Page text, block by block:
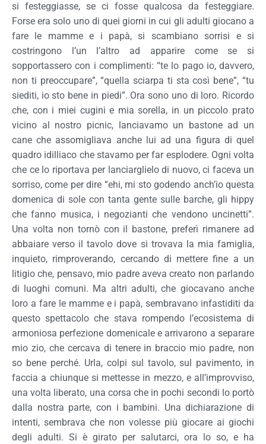
si festeggiasse, se ci fosse qualcosa da festeggiare.
Forse era solo uno di quei giorni in cui gli adulti giocano a
fare le mamme e i papà, si scambiano sorrisi e si
costringono l’un l’altro ad apparire come se si
sopportassero con i complimenti: “te lo pago io, davvero,
non ti preoccupare”, “quella sciarpa ti sta così bene”, “tu
siediti, io sto bene in piedi”. Ora sono uno di loro. Ricordo
che, con i miei cugini e mia sorella, in un piccolo prato
vicino al nostro picnic, lanciavamo un bastone ad un
cane che assomigliava anche lui ad una figura di quel
quadro idilliaco che stavamo per far esplodere. Ogni volta
che ce lo riportava per lanciarglielo di nuovo, ci faceva un
sorriso, come per dire “ehi, mi sto godendo anch’io questa
domenica di sole con tanta gente sulle barche, gli hippy
che fanno musica, i negozianti che vendono uncinetti”.
Una volta non tornò con il bastone, preferì rimanere ad
abbaiare verso il tavolo dove si trovava la mia famiglia,
inquieto, rimproverando, cercando di mettere fine a un
litigio che, pensavo, mio padre aveva creato non parlando
di luoghi comuni. Ma altri adulti, che giocavano anche
loro a fare le mamme e i papà, sembravano infastiditi da
questo spettacolo che stava rompendo l’ecosistema di
armoniosa perfezione domenicale e arrivarono a separare
mio zio, che cercava di tenere in braccio mio padre, non
so bene perché. Urla, colpi sul tavolo, sul pavimento, in
faccia a chiunque si mettesse in mezzo, e all’improvviso,
una volta liberato, una corsa che in pochi secondi lo portò
dalla nostra parte, con i bambini. Una dichiarazione di
intenti, sembrava che non volesse più giocare ai giochi
degli adulti. Si è girato per salutarci, ora lo so, e ha